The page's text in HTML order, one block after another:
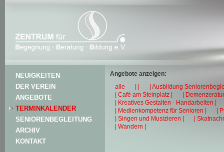
NEUIGKEITEN
DER VEREIN
ANGEBOTE
TERMINKALENDER
SENIORENBEGLEITUNG
ARCHIV
KONTAKT
Angebote anzeigen:
alle
| |
| Ausbildung
| Café am Steinplatz |
|
| Kreatives Gestalten - Handarbeiten |
| Medienkompetenz für Senioren |
|
| Singen und Musizieren |
|
| Wandern |